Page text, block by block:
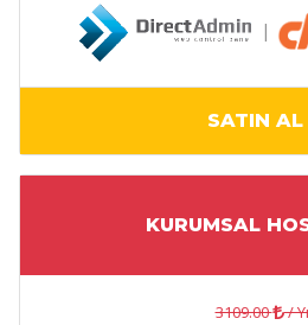
|
SATIN AL
KURUMSAL
3109.00 /